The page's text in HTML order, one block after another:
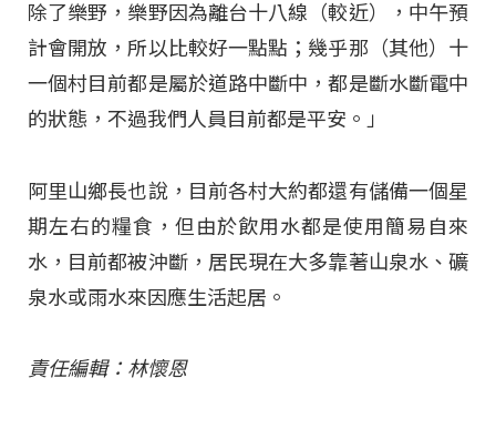
除了樂野，樂野因為離台十八線（較近），中午預
計會開放，所以比較好一點點；幾乎那（其他）十
一個村目前都是屬於道路中斷中，都是斷水斷電中
的狀態，不過我們人員目前都是平安。」
阿里山鄉長也說，目前各村大約都還有儲備一個星
期左右的糧食，但由於飲用水都是使用簡易自來
水，目前都被沖斷，居民現在大多靠著山泉水、礦
泉水或雨水來因應生活起居。
責任編輯：林懷恩